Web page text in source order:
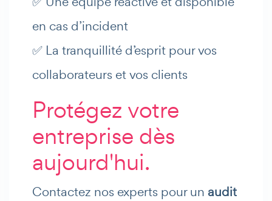
en cas d’incident
✅ La tranquillité d’esprit pour vos
collaborateurs et vos clients
Protégez votre
entreprise dès
aujourd'hui.
Contactez nos experts pour un audit